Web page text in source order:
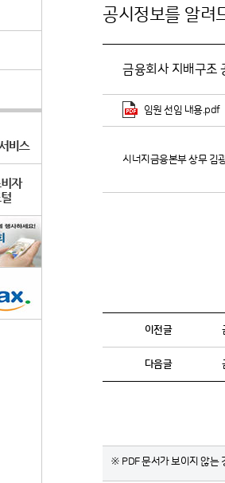
공시정보를 알려
금융회사 지배구조
임원 선임 내용.pdf
시너지금융본부 상무 김
이전글
다음글
※ PDF 문서가 보이지 않는